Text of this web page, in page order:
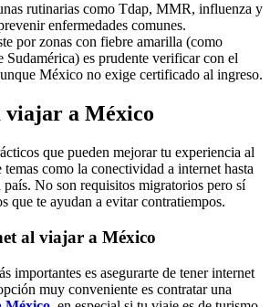
rutinarias como Tdap, MMR, influenza y
enfermedades comunes.
por zonas con fiebre amarilla (como
Sudamérica) es prudente verificar con el
México no exige certificado al ingreso.
viajar a México
que pueden mejorar tu experiencia al
como la conectividad a internet hasta
No son requisitos migratorios pero sí
que te ayudan a evitar contratiempos.
al viajar a México
importantes es asegurarte de tener internet
muy conveniente es contratar una